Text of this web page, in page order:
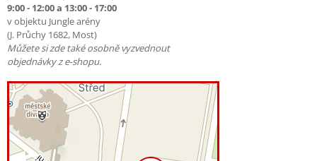
9:00 - 12:00 a 13:00 - 17:00
v objektu Jungle arény
(J. Průchy 1682, Most)
Můžete si zde také osobně vyzvednout
objednávky z e-shopu.